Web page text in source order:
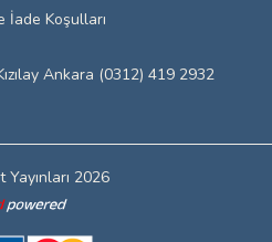
İade Koşulları
Ankara (0312) 419 2932
Yayınları 2026